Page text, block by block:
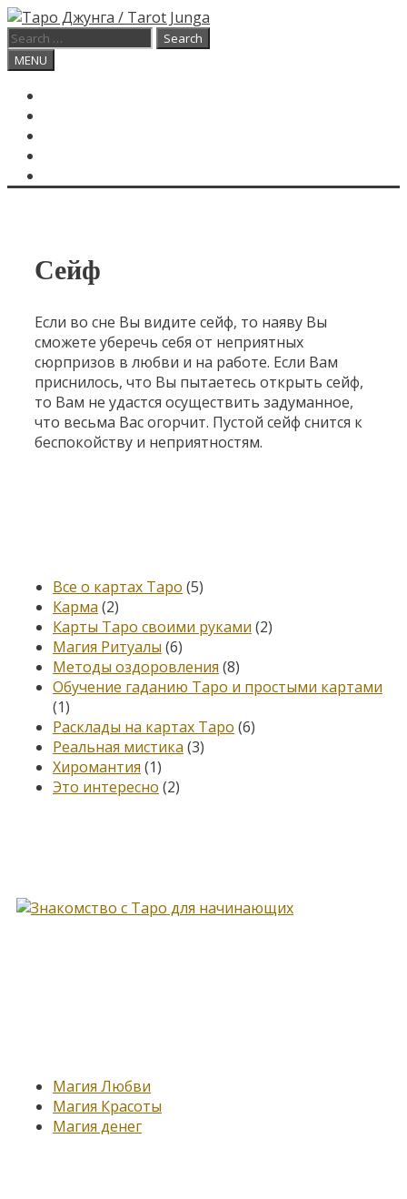
Skip
to
content
Search
for:
Search
MENU
Сейф
Если во сне Вы видите сейф, то наяву Вы
сможете уберечь себя от неприятных
сюрпризов в любви и на работе. Если Вам
приснилось, что Вы пытаетесь открыть сейф,
то Вам не удастся осуществить задуманное,
что весьма Вас огорчит. Пустой сейф снится к
беспокойству и неприятностям.
Все о картах Таро (5)
Карма (2)
Карты Таро своими руками (2)
Магия Ритуалы (6)
Методы оздоровления (8)
Обучение гаданию Таро и простыми картами
(1)
Расклады на картах Таро (6)
Реальная мистика (3)
Хиромантия (1)
Это интересно (2)
Магия Любви
Магия Красоты
Магия денег